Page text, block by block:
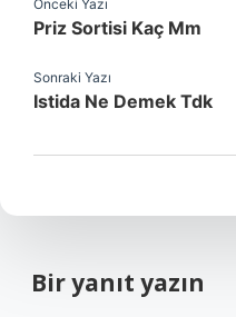
Önceki Yazı
Priz Sortisi Kaç Mm
Sonraki Yazı
Istida Ne Demek Tdk
Bir yanıt yazın